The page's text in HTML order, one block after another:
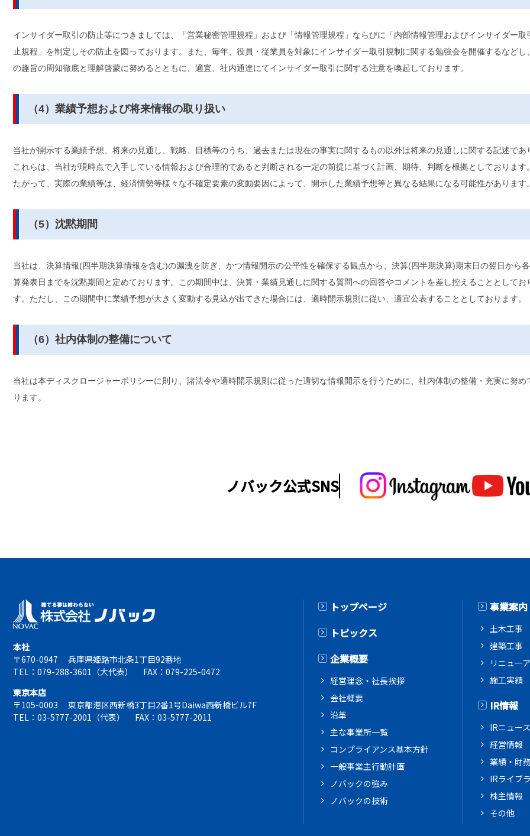
インサイダー取引の防止等につきましては、「営業秘密管理規程」および「情報管理規程」ならびに「内部情報管理およびインサイダー取
止規程」を制定しその防止を図っております。また、毎年、役員・従業員を対象にインサイダー取引規制に関する勉強会を開催するなどし
の趣旨の周知徹底と理解啓蒙に努めるとともに、適宜、社内通達にてインサイダー取引に関する注意を喚起しております。
（4）業績予想および将来情報の取り扱い
当社が開示する業績予想、将来の見通し、戦略、目標等のうち、過去または現在の事実に関するもの以外は将来の見通しに関する記述であ
これらは、当社が現時点で入手している情報および合理的であると判断される一定の前提に基づく計画、期待、判断を根拠としております
たがって、実際の業績等は、経済情勢等様々な不確定要素の変動要因によって、開示した業績予想等と異なる結果になる可能性があります
（5）沈黙期間
当社は、決算情報(四半期決算情報を含む)の漏洩を防ぎ、かつ情報開示の公平性を確保する観点から、決算(四半期決算)期末日の翌日から
算発表日までを沈黙期間と定めております。この期間中は、決算・業績見通しに関する質問への回答やコメントを差し控えることとしてお
す。ただし、この期間中に業績予想が大きく変動する見込が出てきた場合には、適時開示規則に従い、適宜公表することとしております。
（6）社内体制の整備について
当社は本ディスクロージャーポリシーに則り、諸法令や適時開示規則に従った適切な情報開示を行うために、社内体制の整備・充実に努め
ります。
ノバック公式SNS
本社
〒670-0947
兵庫県姫路市北条1丁目92番地
TEL：079-288-3601（大代表）
FAX：079-225-0472
東京本店
〒105-0003
東京都港区西新橋3丁目2番1号Daiwa西新橋ビル7F
TEL：03-5777-2001（代表）
FAX：03-5777-2011
トップページ
トピックス
企業概要
経営理念・社長挨拶
会社概要
沿革
主な事業所一覧
コンプライアンス基本方針
一般事業主行動計画
ノバックの強み
ノバックの技術
事業案
土木工事
建築工事
リニュー
施工実績
IR情報
IRニュース
経営情報
業績・財
IRライブ
株主情報
その他